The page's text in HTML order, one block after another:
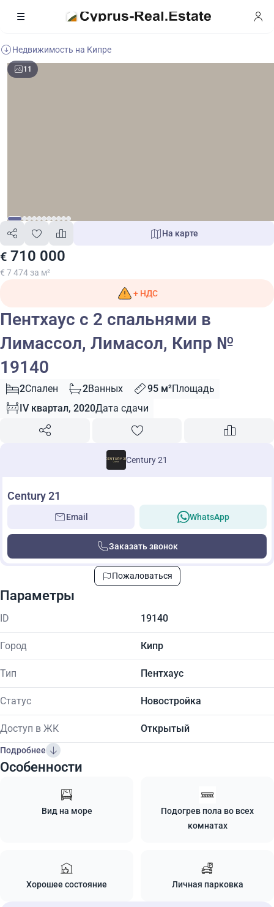
Недвижимость на Кипре
11
€ 710 000
€ 7 474 за м²
На карте
+ НДС
Пентхаус с 2 спальнями в
Лимассол, Лимасол, Кипр №
19140
2Спален 2Ванных 95 м²Площадь
IV квартал, 2020Дата сдачи
Century 21
Century 21
Email WhatsApp
Заказать звонок
Пожаловаться
Параметры
ID 19140
Город Кипр
Тип Пентхаус
Статус Новостройка
Доступ в ЖК Открытый
Подробнее
Особенности
Вид на море
Подогрев пола во всех
комнатах
Хорошее состояние Личная парковка